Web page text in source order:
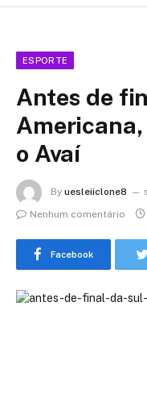
ESPORTE
Antes de
o Avaí
By uesleiiclone8
Nenhum comentário
Facebook